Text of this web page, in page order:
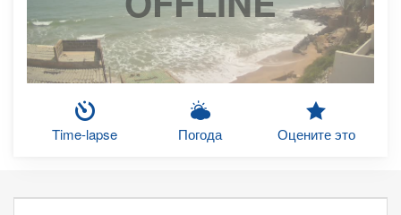
Time-lapse Погода Оцените это